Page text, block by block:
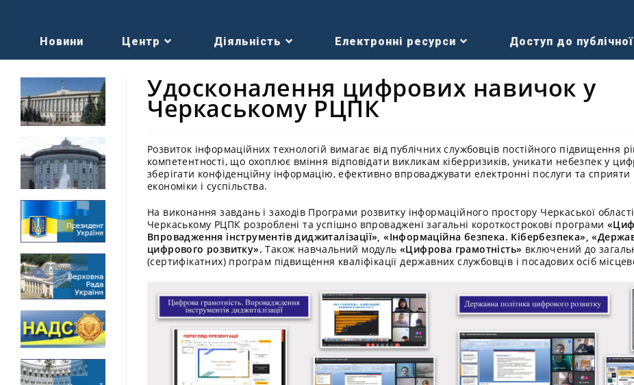
Новини Центр Діяльність Електронні ресурси Доступ до
Удосконалення цифрових навичок у
Черкаському РЦПК
Розвиток інформаційних технологій вимагає від публічних службовців постійного підвищення
компетентності, що охоплює вміння відповідати викликам кіберризиків, уникати небезпек у
зберігати конфіденційну інформацію, ефективно впроваджувати електронні послуги та
економіки і суспільства.
На виконання завдань і заходів Програми розвитку інформаційного простору Черкаської
Черкаському РЦПК розроблені та успішно впроваджені загальні короткострокові програми
Впровадження інструментів диджиталізації», «Інформаційна безпека. Кібербезпека»,
цифрового розвитку». Також навчальний модуль«Цифрова грамотність» включений до
(сертифікатних) програм підвищення кваліфікації державних службовців і посадових осіб